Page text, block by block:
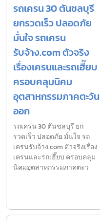
รถเครน 30 ตันชลบุรี
ยกรวดเร็ว ปลอดภัย
มั่นใจ รถเครน
รับจ้าง.com ตัวจริง
เรื่องเครนและรถเฮี๊ยบ
ครอบคลุมนิคม
อุตสาหกรรมภาคตะวัน
ออก
รถเครน 30 ตันชลบุรี ยก
รวดเร็ว ปลอดภัย มั่นใจ รถ
เครนรับจ้าง.com ตัวจริงเรื่อง
เครนและรถเฮี๊ยบ ครอบคลุม
นิคมอุตสาหกรรมภาคตะว